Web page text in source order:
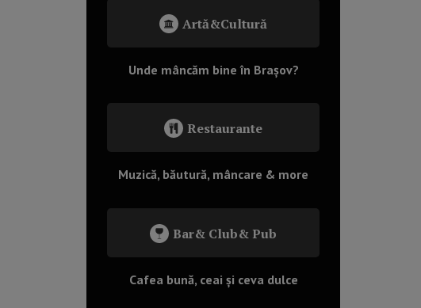
Artă&Cultură
Unde mâncăm bine în Brașov?
Restaurante
Muzică, băutură, mâncare & more
Bar& Club& Pub
Cafea bună, ceai și ceva dulce